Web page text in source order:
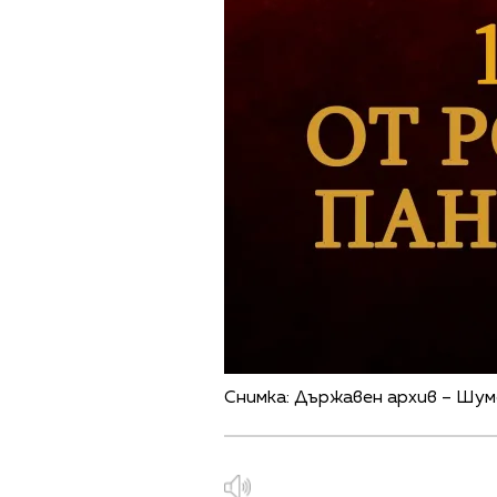
Снимка: Държавен архив –